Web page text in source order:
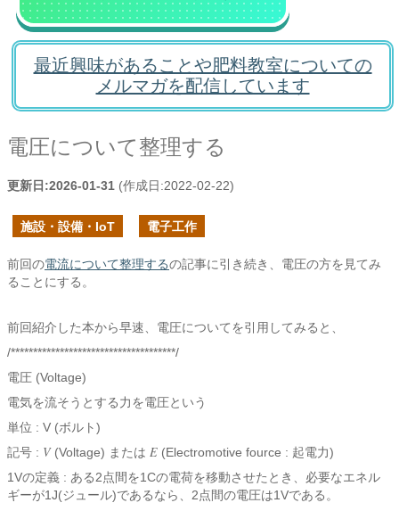
最近興味があることや肥料教室についての
メルマガを配信しています
電圧について整理する
更新日:2026-01-31 (作成日:2022-02-22)
施設・設備・IoT 電子工作
前回の電流について整理するの記事に引き続き、電圧の方を見てみ
ることにする。
前回紹介した本から早速、電圧についてを引用してみると、
/*************************************/
電圧 (Voltage)
電気を流そうとする力を電圧という
単位 : V (ボルト)
記号 : V(Voltage) または E (Electromotive fource : 起電力)
1Vの定義 : ある2点間を1Cの電荷を移動させたとき、必要なエネル
ギーが1J(ジュール)であるなら、2点間の電圧は1Vである。